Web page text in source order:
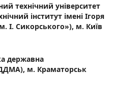
технічний університет
інститут імені Ігоря
І. Сикорського»), м. Київ
державна
м. Краматорськ